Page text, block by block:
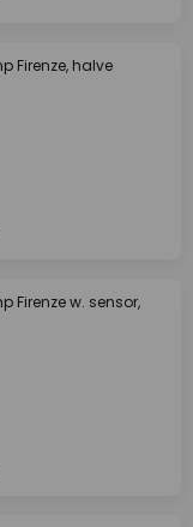
Firenze, halve
Firenze w. sensor,